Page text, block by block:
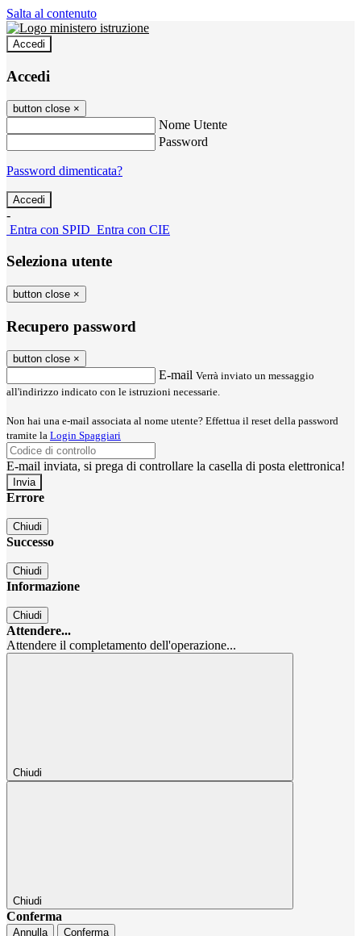
Salta al contenuto
Accedi
Accedi
button close ×
Nome Utente
Password
Password dimenticata?
-
Entra con SPID Entra con CIE
Seleziona utente
button close ×
Recupero password
button close ×
E-mail Verrà inviato un messaggio
all'indirizzo indicato con le istruzioni necessarie.
Non hai una e-mail associata al nome utente? Effettua il reset della password
tramite la Login Spaggiari
E-mail inviata, si prega di controllare la casella di posta elettronica!
Errore
Chiudi
Successo
Chiudi
Informazione
Chiudi
Attendere...
Attendere il completamento dell'operazione...
Chiudi
Chiudi
Conferma
Annulla Conferma